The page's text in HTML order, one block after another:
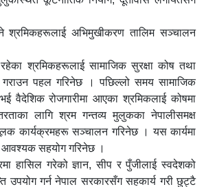
श्रमिकहरूलाई अभिमुखीकरण तालिम सञ्चालन
श्रमिकहरूलाई सामाजिक सुरक्षा कोष तथा
गराउन पहल गरिनेछ । पछिल्लो समय सामाजिक
वैदेशिक रोजगारीमा आएका श्रमिकलाई कोषमा
लागि श्रम गन्तव्य मुलुकका नेपालीसमक्ष
कार्यक्रमहरू सञ्चालन गरिनेछ । यस कार्यमा
सहयोग गरिनेछ ।
हासिल गरेको ज्ञान, सीप र पुँजीलाई स्वदेशको
उपयोग गर्न नेपाल सरकारसँग सहकार्य गरी छुट्टै